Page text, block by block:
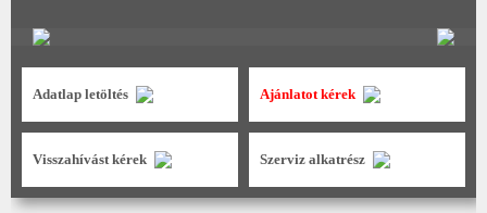
Adatlap letöltés Ajánlatot kérek
Visszahívást kérek Szerviz alkatrész